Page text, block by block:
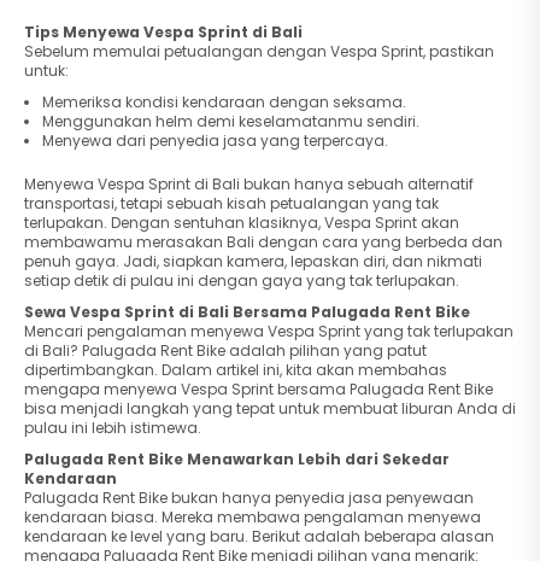
Tips Menyewa Vespa Sprint di Bali
Sebelum memulai petualangan dengan Vespa Sprint, pastikan
untuk:
Memeriksa kondisi kendaraan dengan seksama.
Menggunakan helm demi keselamatanmu sendiri.
Menyewa dari penyedia jasa yang terpercaya.
Menyewa Vespa Sprint di Bali bukan hanya sebuah alternatif
transportasi, tetapi sebuah kisah petualangan yang tak
terlupakan. Dengan sentuhan klasiknya, Vespa Sprint akan
membawamu merasakan Bali dengan cara yang berbeda dan
penuh gaya. Jadi, siapkan kamera, lepaskan diri, dan nikmati
setiap detik di pulau ini dengan gaya yang tak terlupakan.
Sewa Vespa Sprint di Bali Bersama Palugada Rent Bike
Mencari pengalaman menyewa Vespa Sprint yang tak terlupakan
di Bali? Palugada Rent Bike adalah pilihan yang patut
dipertimbangkan. Dalam artikel ini, kita akan membahas
mengapa menyewa Vespa Sprint bersama Palugada Rent Bike
bisa menjadi langkah yang tepat untuk membuat liburan Anda di
pulau ini lebih istimewa.
Palugada Rent Bike Menawarkan Lebih dari Sekedar
Kendaraan
Palugada Rent Bike bukan hanya penyedia jasa penyewaan
kendaraan biasa. Mereka membawa pengalaman menyewa
kendaraan ke level yang baru. Berikut adalah beberapa alasan
mengapa Palugada Rent Bike menjadi pilihan yang menarik: